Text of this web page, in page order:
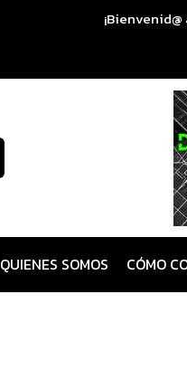
QUIENES SOMOS CÓMO